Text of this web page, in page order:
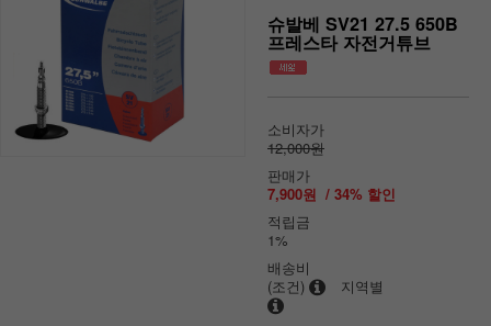
슈발베 SV21 27.5 650B
프레스타 자전거튜브
소비자가
12,000원
판매가
7,900원 / 34% 할인
적립금
1%
배송비
(조건)
지역별